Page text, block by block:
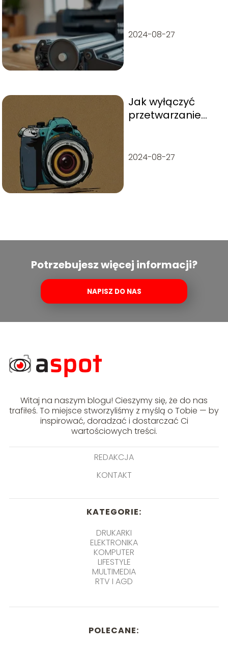
poradnik
2024-08-27
Jak wyłączyć
przetwarzanie
Wskazówki i
2024-08-27
Potrzebujesz więcej informacji?
NAPISZ DO NAS
Witaj na naszym blogu! Cieszymy się, że do nas
trafiłeś. To miejsce stworzyliśmy z myślą o Tobie — by
inspirować, doradzać i dostarczać Ci
wartościowych treści.
REDAKCJA
KONTAKT
KATEGORIE:
DRUKARKI
ELEKTRONIKA
KOMPUTER
LIFESTYLE
MULTIMEDIA
RTV I AGD
POLECANE: